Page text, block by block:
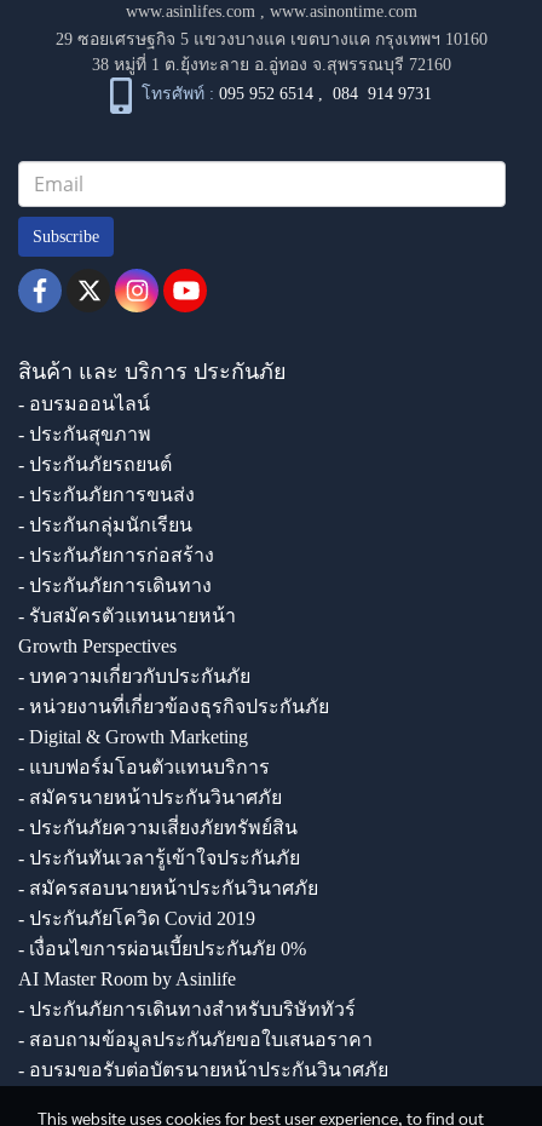
www.asinlifes.com
www.asinontime.com
29 ซอยเศรษฐกิจ 5 แขวงบางแค เขตบางแค กรุงเทพฯ 10160
38 หมู่ที่ 1 ต.ยุ้งทะลาย อ.อู่ทอง จ.สุพรรณบุรี 72160
โทรศัพท์ : 095 952 6514 ,084 914 9731
Subscribe
สินค้า และ บริการ ประกันภัย
- อบรมออนไลน์
- ประกันสุขภาพ
- ประกันภัยรถยนต์
- ประกันภัยการขนส่ง
- ประกันกลุ่มนักเรียน
- ประกันภัยการก่อสร้าง
- ประกันภัยการเดินทาง
- รับสมัครตัวแทนนายหน้า
Growth Perspectives
- บทความเกี่ยวกับประกันภัย
- หน่วยงานที่เกี่ยวข้องธุรกิจประกันภัย
- Digital & Growth Marketing
- แบบฟอร์มโอนตัวแทนบริการ
- สมัครนายหน้าประกันวินาศภัย
- ประกันภัยความเสี่ยงภัยทรัพย์สิน
- ประกันทันเวลารู้เข้าใจประกันภัย
- สมัครสอบนายหน้าประกันวินาศภัย
- ประกันภัยโควิด Covid 2019
- เงื่อนไขการผ่อนเบี้ยประกันภัย 0%
AI Master Room by Asinlife
- ประกันภัยการเดินทางสำหรับบริษัททัวร์
- สอบถามข้อมูลประกันภัยขอใบเสนอราคา
- อบรมขอรับต่อบัตรนายหน้าประกันวินาศภัย
This website uses cookies for best user experience, to find out